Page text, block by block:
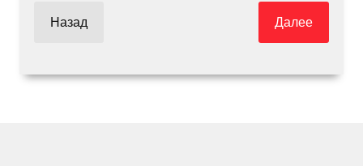
Назад Далее